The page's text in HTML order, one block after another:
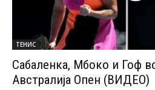
ТЕНИС
Сабаленка, Мбоко и Гоф
Австралија Опен (ВИДЕО)